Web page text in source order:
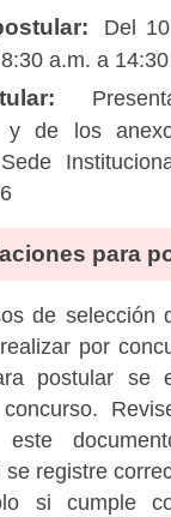
Del
a.m. a
y de los
para
de selección
por
postular se
se registre
si cumple